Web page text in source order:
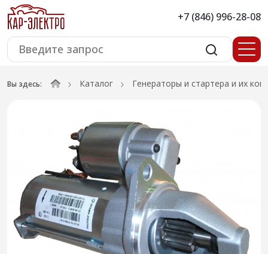
+7 (846) 996-28-08
Вы здесь: Каталог Генераторы и стартера и их